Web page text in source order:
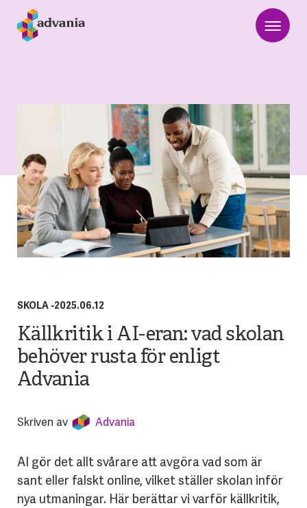
SKOLA -2025.06.12
Källkritik i AI-eran: vad skolan
behöver rusta för enligt
Advania
Skriven av Advania
AI gör det allt svårare att avgöra vad som är
sant eller falskt online, vilket ställer skolan inför
nya utmaningar. Här berättar vi varför källkritik,